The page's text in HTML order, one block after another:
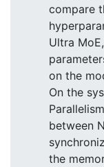
compare
Ultra
on the
On the
between
the